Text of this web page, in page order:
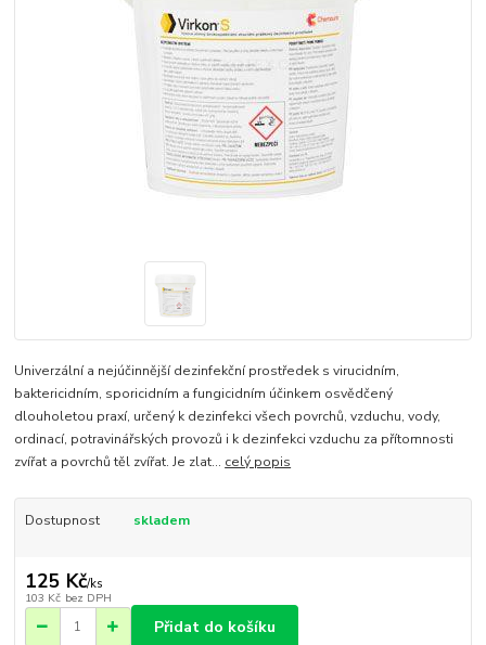
Univerzální a nejúčinnější dezinfekční prostředek s virucidním,
baktericidním, sporicidním a fungicidním účinkem osvědčený
dlouholetou praxí, určený k dezinfekci všech povrchů, vzduchu, vody,
ordinací, potravinářských provozů i k dezinfekci vzduchu za přítomnosti
zvířat a povrchů těl zvířat. Je zlat... celý popis
Dostupnost skladem
125 Kč/ks
103 Kč bez DPH
Přidat do košíku